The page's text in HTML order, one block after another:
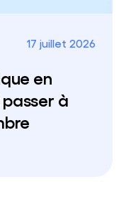
17 juillet 2026
en
à